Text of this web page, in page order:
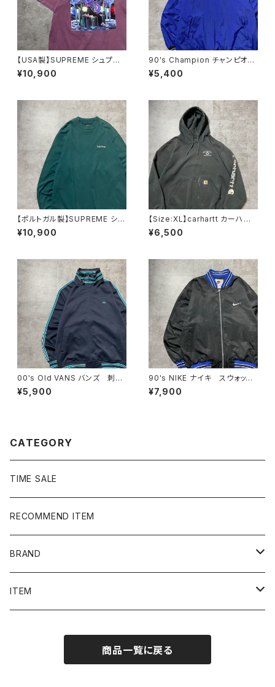
【USA製】SUPREME シュプリ
ーム サイケデリック アートグ
ラフィック プリント パープ
¥10,900
90's Champion チャンピオ
ン 刺繍ロゴ ローカルテニス
チーム ラインリブ ブルー
¥5,400
【ポルトガル製】SUPREME シュ
プリーム 刺繍ワンポイント
グリーン Tシャツ ロンT
¥10,900
【Size:XL】carhartt カーハー
ト 刺繍企業ロゴ アームプリ
ント グッドダメージ ダークグ
¥6,500
00's Old VANS バンズ 刺繍
ワンポイント ラインリブ ネイ
ビー ジャージ トラックジャケ
¥5,900
90's NIKE ナイキ スウォッシ
ュ 刺繍ワンポイント バック刺
繍 ラインリブ ブラック×ネイ
¥7,900
CATEGORY
TIME SALE
RECOMMEND ITEM
BRAND
NIKE
ITEM
商品一覧に戻る